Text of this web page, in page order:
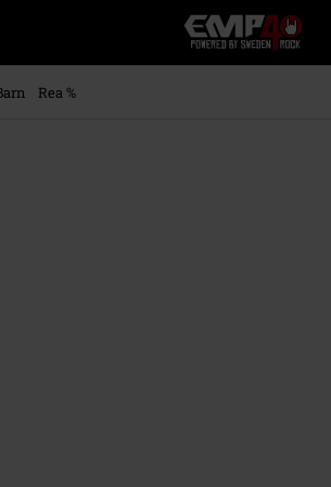
EMP
-
Musik,
Rea %